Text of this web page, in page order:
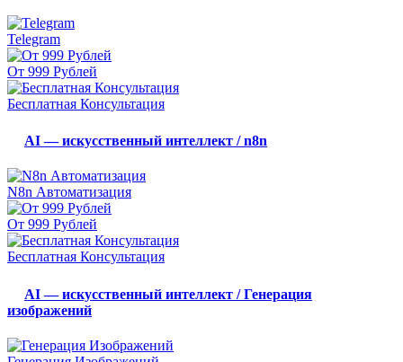
Telegram
От 999 Рублей
Бесплатная Консультация
AI — искусственный интеллект / n8n
N8n Автоматизация
От 999 Рублей
Бесплатная Консультация
AI — искусственный интеллект / Генерация
изображений